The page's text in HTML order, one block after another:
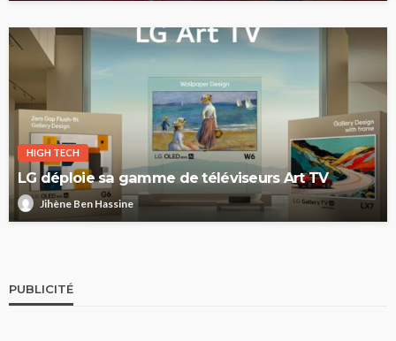
HIGH TECH
LG déploie sa gamme de téléviseurs Art TV
Jihène Ben Hassine
PUBLICITÉ